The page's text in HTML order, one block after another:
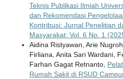
Teknis Publikasi Ilmiah
dan Rekomendasi
Kontribusi: Jurnal Penelitian
Masyarakat: Vol. 6 No. 1
Aidina Ristyawan, Arie
Firliana, Anita Sari Wardani,
Farhan Gagat Retnanto,
Rumah Sakit di RSUD